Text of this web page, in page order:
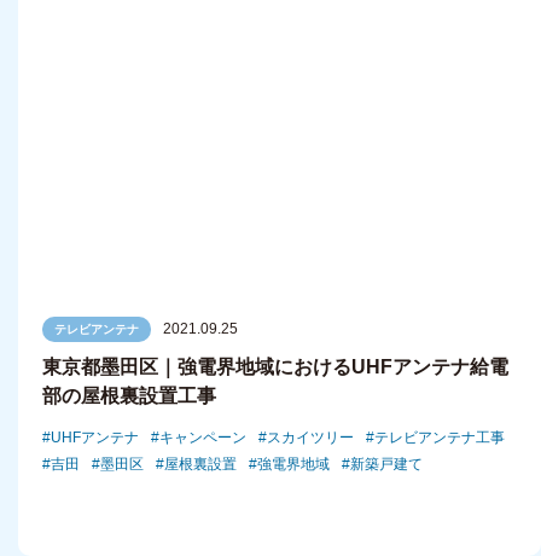
テレビアンテナ 2021.09.25
東京都墨田区｜強電界地域におけるUHFアンテナ給電
部の屋根裏設置工事
UHFアンテナ キャンペーン スカイツリー
テレビアンテナ工事
吉田
墨田区 屋根裏設置 強電界地域 新築戸建て